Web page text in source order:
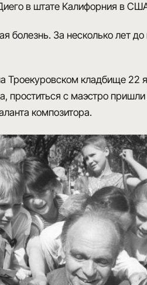
в штате Калифорния в
болезнь. За несколько лет
Троекуровском кладбище 22
проститься с маэстро
композитора.